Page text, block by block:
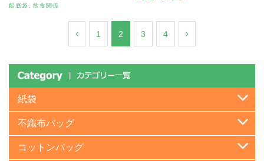
船底袋 飲食関係
1 2 3 4
紙袋
不織布バッグ
コットンバッグ